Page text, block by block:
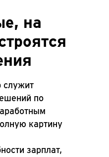
служит
по
картину
зарплат,
на